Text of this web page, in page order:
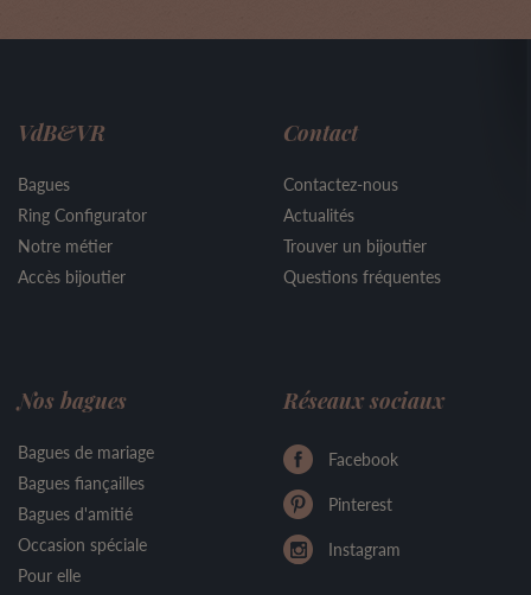
VdB&VR
Bagues
Ring Configurator
Notre métier
Accès bijoutier
Contact
Contactez-nous
Actualités
Trouver un bijoutier
Questions fréquentes
Nos bagues
Bagues de mariage
Bagues fiançailles
Bagues d'amitié
Occasion spéciale
Pour elle
Réseaux sociaux
Facebook
Pinterest
Instagram